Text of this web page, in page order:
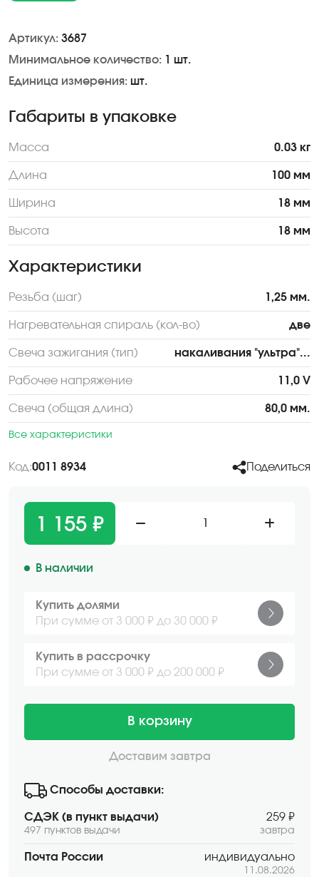
Артикул: 3687
Минимальное количество: 1 шт.
Единица измерения: шт.
Габариты в упаковке
Масса 0.03 кг
Длина 100 мм
Ширина 18 мм
Высота 18 мм
Характеристики
Резьба (шаг) 1,25 мм.
Нагревательная спираль (кол-во) две
Свеча зажигания (тип) накаливания "ультра"...
Рабочее напряжение 11,0 V
Свеча (общая длина) 80,0 мм.
Все характеристики
Код:0011 8934 Поделиться
1 155 ₽
В наличии
Купить долями
При сумме от 3 000 ₽ до 30 000 ₽
Купить в рассрочку
При сумме от 3 000 ₽ до 200 000 ₽
В корзину
Доставим завтра
Способы доставки:
СДЭК (в пункт выдачи)
497 пунктов выдачи
259 ₽
завтра
Почта России индивидуально
11.08.2026